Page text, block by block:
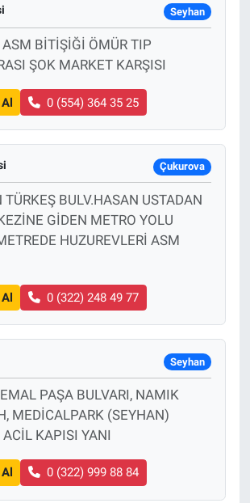
Seyhan
BİTİŞİĞİ ÖMÜR TIP
ŞOK MARKET KARŞISI
0 (554) 364 35 25
Çukurova
TÜRKEŞ BULV.HASAN USTADAN
GİDEN METRO YOLU
HUZUREVLERİ ASM
0 (322) 248 49 77
Seyhan
PAŞA BULVARI, NAMIK
MEDİCALPARK (SEYHAN)
KAPISI YANI
0 (322) 999 88 84